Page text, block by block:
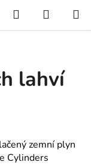
Hledat
KOŠÍK
lahví
zemní plyn
Cylinders